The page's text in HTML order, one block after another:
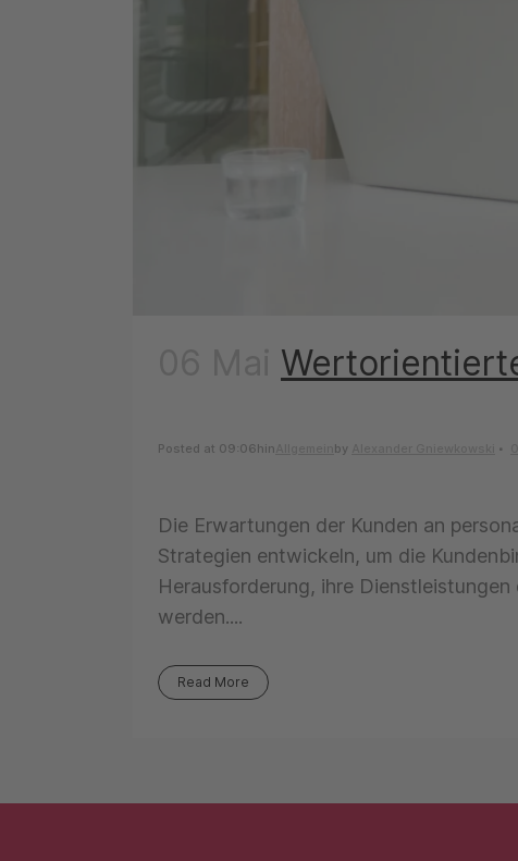
Posted at 09:06hin by
Die Erwartungen der Kunden an
Strategien entwickeln, um die
Herausforderung, ihre
werden....
Read More